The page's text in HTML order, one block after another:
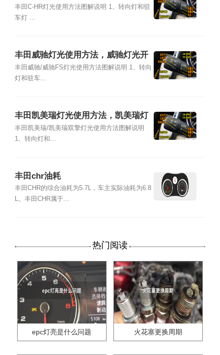
开关图解说明
丰田C-HR灯光使用方法图解说明 1、转向灯和驻
车灯 ...
丰田威驰灯光使用方法，威驰灯光开
关图解说明
丰田威驰/威驰FS灯光使用方法图解说明 1、转向
灯和驻车...
丰田凯美瑞灯光使用方法，凯美瑞灯
光开关图解说明
丰田凯美瑞/凯美瑞双擎灯光使用方法图解说明
1、转向灯和...
丰田chr油耗
丰田CHR的综合油耗为5.7L，车主实际油耗为6.8
L。丰田CHR属于...
热门阅读
epc灯亮是什么问题 火花塞更换周期